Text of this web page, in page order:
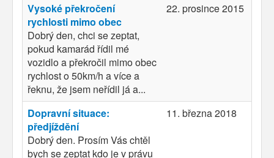
Vysoké překročení
rychlosti mimo obec
Dobrý den, chci se zeptat,
pokud kamarád řídil mé
vozidlo a překročil mimo obec
rychlost o 50km/h a více a
řeknu, že jsem neřídil já a...
22. prosince 2015
Dopravní situace:
předjíždění
Dobrý den. Prosím Vás chtěl
bych se zeptat kdo je v právu
11. března 2018